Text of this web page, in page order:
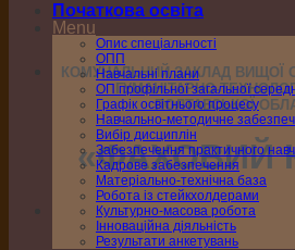
Menu
КОМУНАЛЬНИЙ ЗАКЛАД ВИЩОЇ
ГУМАНІТАРНО-
ПОЛТАВСЬКОЇ
«ФАХОВИЙ
Початкова освіта
Опис спеціальності
ОПП
Навчальні плани
ОП профільної загальної
Графік освітнього процесу
Навчально-методичне
Вибір дисциплін
Забезпечення практичного
Кадрове забезпечення
Матеріально-технічна база
Робота із стейкхолдерами
Культурно-масова робота
Інноваційна діяльність
Результати анкетувань